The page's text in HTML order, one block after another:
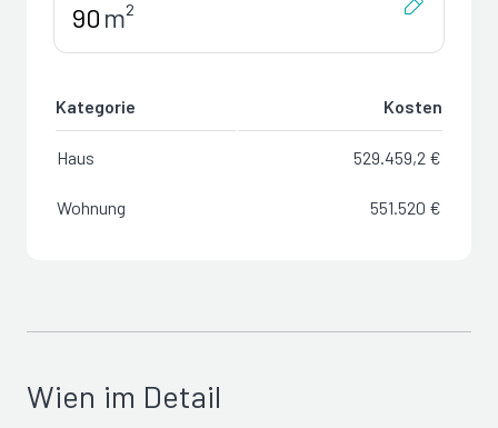
m²
Kategorie Kosten
Haus 529.459,2 €
Wohnung 551.520 €
Wien im Detail